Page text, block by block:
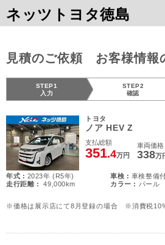
ネッツトヨタ徳島
見積のご依頼 お客様情報
STEP1
入力
STEP2
確認
トヨタ
ノア HEV Z
支払総額
351.4万円
車両価格
338万
年式 : 2023年 (R5年) 車検 : 車検整備
走行距離 :
49,000km カラー : パール
※価格は展示店にて8月登録の場合 ※消費税